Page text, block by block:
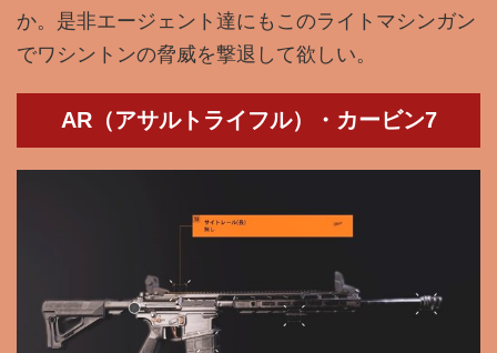
か。是非エージェント達にもこのライトマシンガン
でワシントンの脅威を撃退して欲しい。
AR（アサルトライフル）・カービン7